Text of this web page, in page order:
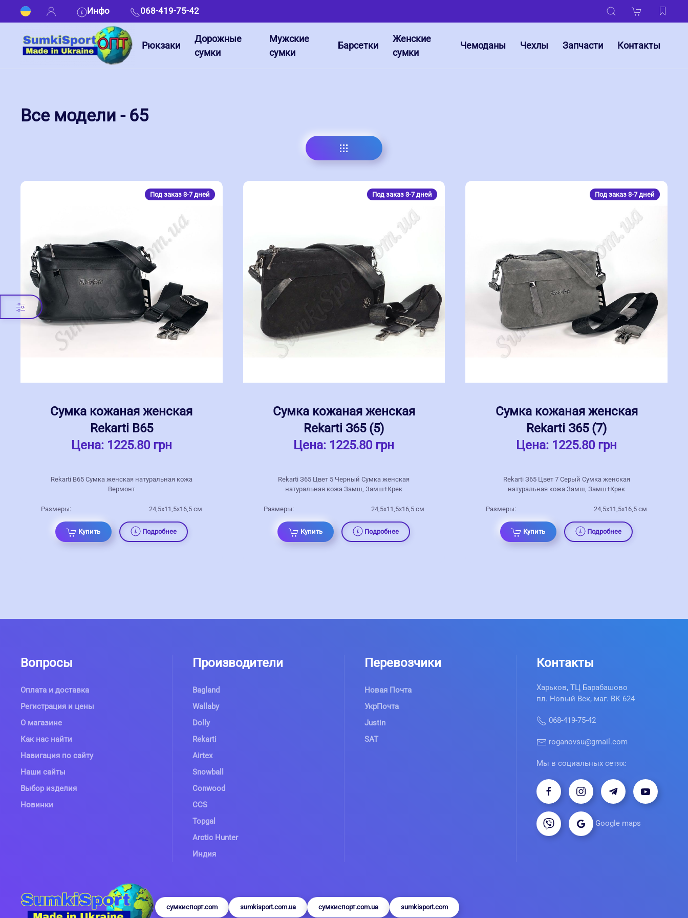
Инфо 068-419-75-42
Рюкзаки
Дорожные
сумки
Мужские
сумки
Барсетки
Женские
сумки
Чемоданы Чехлы Запчасти Контакты
Все модели - 65
Под заказ 3-7 дней
Сумка кожаная женская
Rekarti В65
Цена: 1225.80 грн
Rekarti В65 Сумка женская натуральная кожа
Вермонт
Размеры: 24,5х11,5х16,5 см
Купить Подробнее
Под заказ 3-7 дней
Сумка кожаная женская
Rekarti З65 (5)
Цена: 1225.80 грн
Rekarti З65 Цвет 5 Черный Сумка женская
натуральная кожа Замш, Замш+Крек
Размеры: 24,5х11,5х16,5 см
Купить Подробнее
Под заказ 3-7 дней
Сумка кожаная женская
Rekarti З65 (7)
Цена: 1225.80 грн
Rekarti З65 Цвет 7 Серый Сумка женская
натуральная кожа Замш, Замш+Крек
Размеры: 24,5х11,5х16,5 см
Купить Подробнее
Вопросы
Оплата и доставка
Регистрация и цены
О магазине
Как нас найти
Навигация по сайту
Наши сайты
Выбор изделия
Новинки
Производители
Bagland
Wallaby
Dolly
Rekarti
Airtex
Snowball
Conwood
CCS
Topgal
Arctic Hunter
Индия
Перевозчики
Новая Почта
УкрПочта
Justin
SAT
Контакты
Харьков, ТЦ Барабашово
пл. Новый Век, маг. ВК 624
068-419-75-42
roganovsu@gmail.com
Мы в социальных сетях:
Google maps
сумкиспорт.com sumkisport.com.ua сумкиспорт.com.ua sumkisport.com